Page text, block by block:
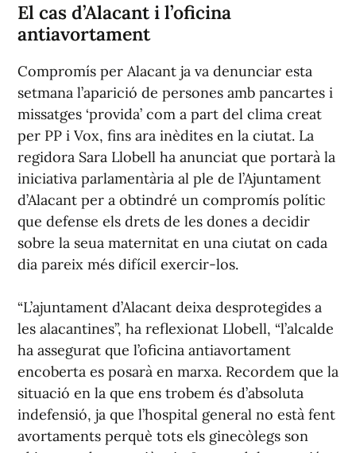
El cas d’Alacant i l’oficina
antiavortament
Compromís per Alacant ja va denunciar esta
setmana l’aparició de persones amb pancartes i
missatges ‘provida’ com a part del clima creat
per PP i Vox, fins ara inèdites en la ciutat. La
regidora Sara Llobell ha anunciat que portarà la
iniciativa parlamentària al ple de l’Ajuntament
d’Alacant per a obtindré un compromís polític
que defense els drets de les dones a decidir
sobre la seua maternitat en una ciutat on cada
dia pareix més difícil exercir-los.
“L’ajuntament d’Alacant deixa desprotegides a
les alacantines”, ha reflexionat Llobell, “l’alcalde
ha assegurat que l’oficina antiavortament
encoberta es posarà en marxa. Recordem que la
situació en la que ens trobem és d’absoluta
indefensió, ja que l’hospital general no està fent
avortaments perquè tots els ginecòlegs son